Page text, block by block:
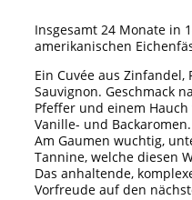
Insgesamt 24 Monate in
amerikanischen
Ein Cuvée aus
Sauvignon. Geschmack
Pfeffer und einem
Vanille- und Backaromen.
Am Gaumen wuchtig,
Tannine, welche diesen
Das anhaltende,
Vorfreude auf den